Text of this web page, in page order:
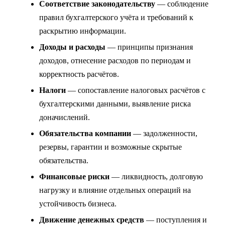
Соответствие законодательству — соблюдение
правил бухгалтерского учёта и требований к
раскрытию информации.
Доходы и расходы — принципы признания
доходов, отнесение расходов по периодам и
корректность расчётов.
Налоги — сопоставление налоговых расчётов с
бухгалтерскими данными, выявление риска
доначислений.
Обязательства компании — задолженности,
резервы, гарантии и возможные скрытые
обязательства.
Финансовые риски — ликвидность, долговую
нагрузку и влияние отдельных операций на
устойчивость бизнеса.
Движение денежных средств — поступления и